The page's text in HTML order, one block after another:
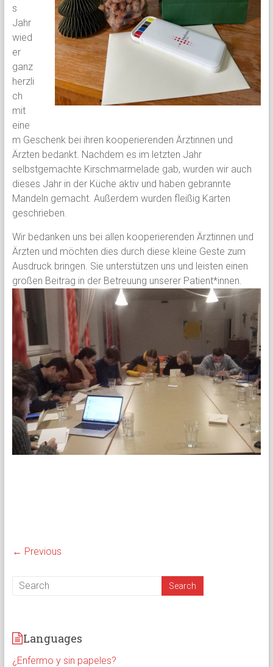
s
Jahr
wied
er
ganz
herzli
ch
mit
eine
m Geschenk bei ihren kooperierenden Ärztinnen und
Ärzten bedankt. Nachdem es im letzten Jahr
selbstgemachte Kirschmarmelade gab, wurden wir auch
dieses Jahr in der Küche aktiv und haben gebrannte
Mandeln gemacht. Außerdem wurden fleißig Karten
geschrieben.
Wir bedanken uns bei allen kooperierenden Ärztinnen und
Ärzten und möchten dies durch diese kleine Geste zum
Ausdruck bringen. Sie unterstützen uns und leisten einen
großen Beitrag in der Betreuung unserer Patient*innen.
← Previous
Languages
¿Enfermo y sin papeles?